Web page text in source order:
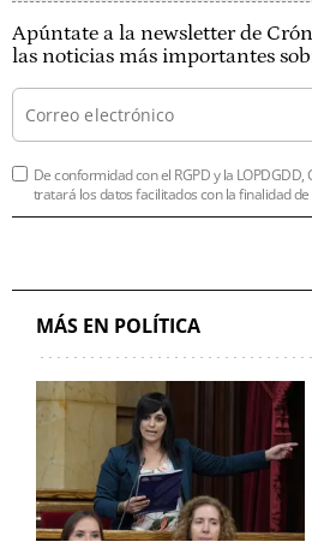
Apúntate a la newsletter de
las noticias más importantes
De conformidad con el RGPD y la LOPDGDD,
tratará los datos facilitados con la finalidad
MÁS EN POLÍTICA